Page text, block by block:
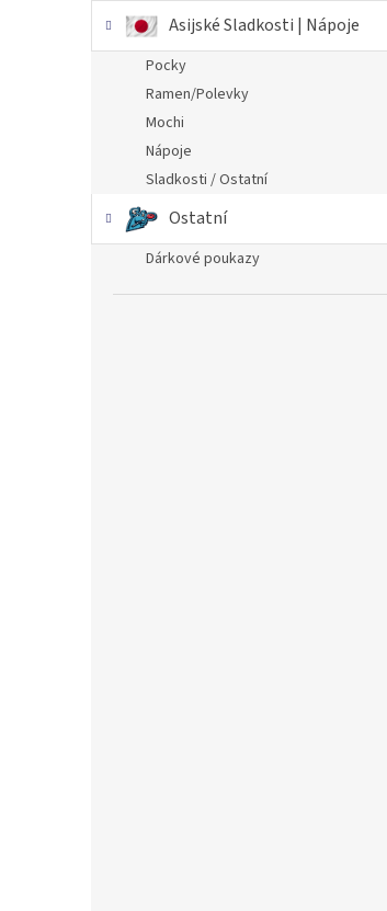
Asijské Sladkosti | Nápoje
Pocky
Ramen/Polevky
Mochi
Nápoje
Sladkosti / Ostatní
Ostatní
Dárkové poukazy